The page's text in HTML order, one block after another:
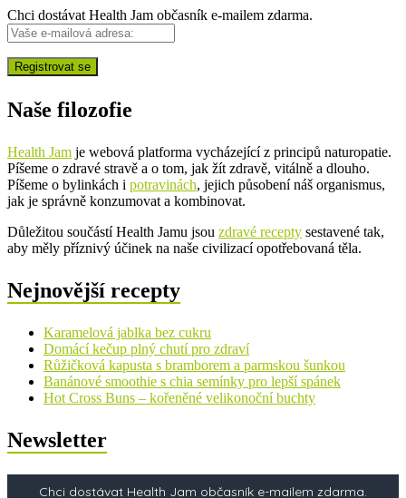
Chci dostávat Health Jam občasník e-mailem zdarma.
Naše filozofie
Health Jam je webová platforma vycházející z principů naturopatie.
Píšeme o zdravé stravě a o tom, jak žít zdravě, vitálně a dlouho.
Píšeme o bylinkách i potravinách, jejich působení náš organismus,
jak je správně konzumovat a kombinovat.
Důležitou součástí Health Jamu jsou zdravé recepty sestavené tak,
aby měly příznivý účinek na naše civilizací opotřebovaná těla.
Nejnovější recepty
Karamelová jablka bez cukru
Domácí kečup plný chutí pro zdraví
Růžičková kapusta s bramborem a parmskou šunkou
Banánové smoothie s chia semínky pro lepší spánek
Hot Cross Buns – kořeněné velikonoční buchty
Newsletter
Chci dostávat Health Jam občasník e-mailem zdarma.